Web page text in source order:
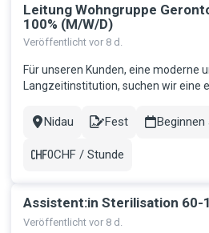
Leitung Wohngruppe
100% (M/W/D)
Veröffentlicht vor 8 d.
Für unseren Kunden, eine moderne
Langzeitinstitution, suchen wir eine
Gerontopsychiatrie 80-100%. In dieser verantwortungsvollen
gestalten die Zukunft eines
Stadt
Nidau
Contract
Fest
Gehalt
0CHF / Stunde
Assistent:in Sterilisation 60-
Veröffentlicht vor 8 d.